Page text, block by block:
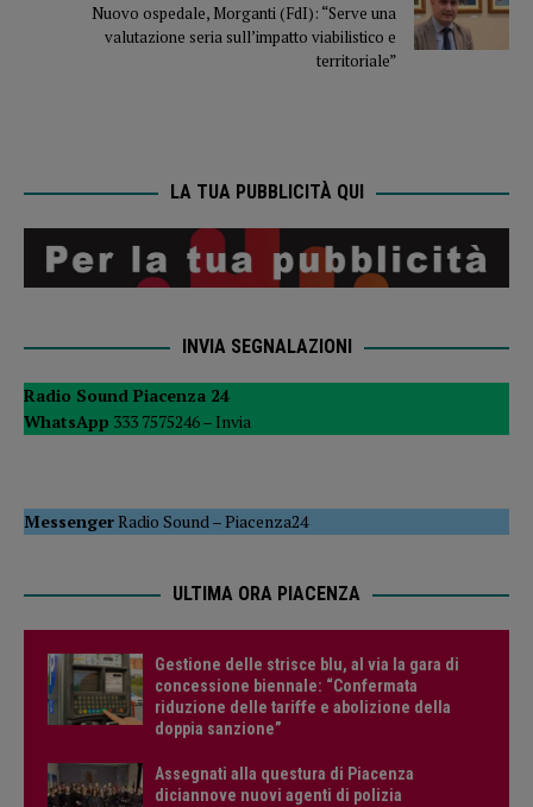
Nuovo ospedale, Morganti (FdI): “Serve una
valutazione seria sull’impatto viabilistico e
territoriale”
LA TUA PUBBLICITÀ QUI
INVIA SEGNALAZIONI
Radio Sound Piacenza 24
WhatsApp 333 7575246 – Invia
MessengerRadio Sound–Piacenza24
ULTIMA ORA PIACENZA
Gestione delle strisce blu, al via la gara di
concessione biennale: “Confermata
riduzione delle tariffe e abolizione della
doppia sanzione”
Assegnati alla questura di Piacenza
diciannove nuovi agenti di polizia